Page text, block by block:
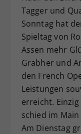
Tagger und
Sonntag hat
Spieltag von
Assen mehr
Grabher und
den French
Leistungen
erreicht.
schied im
Am Dienstag
Zweck